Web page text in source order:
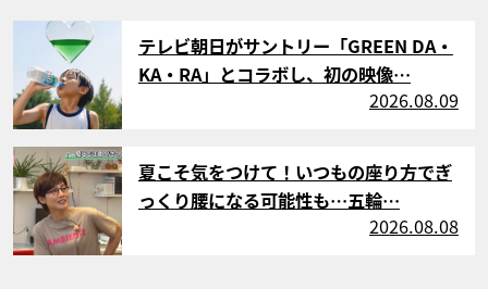
テレビ朝日がサントリー「GREEN DA・
KA・RA」とコラボし、初の映像…
2026.08.09
サムネイル
夏こそ気をつけて！いつもの座り方でぎ
っくり腰になる可能性も…五輪…
2026.08.08